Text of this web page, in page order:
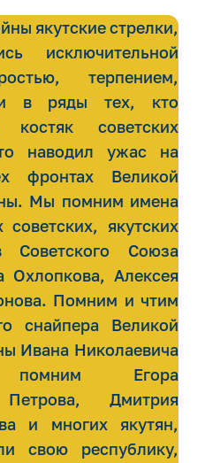
якутские стрелки,
исключительной
терпением,
в ряды тех, кто
советских
наводил ужас на
фронтах Великой
Мы помним имена
якутских
Советского Союза
Охлопкова, Алексея
Помним и чтим
снайпера Великой
Ивана Николаевича
помним Егора
Петрова, Дмитрия
и многих якутян,
свою республику,